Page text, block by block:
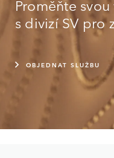
Proměňte
s divizí SV pro
OBJEDNAT SLUŽBU